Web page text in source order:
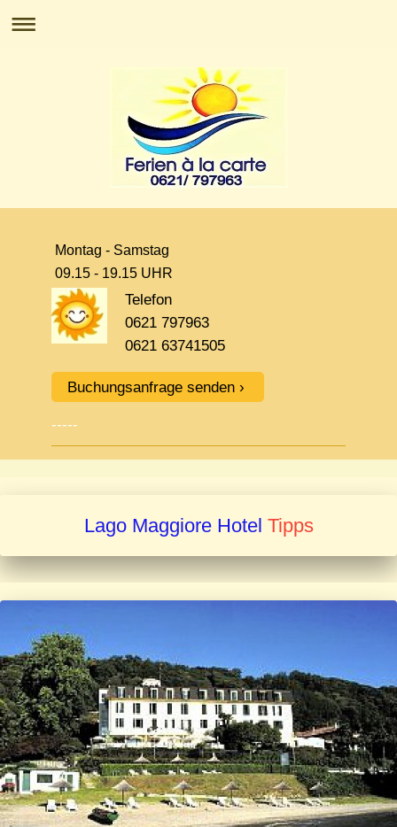
Montag - Samstag
09.15 - 19.15 UHR
Telefon
0621 797963
0621 63741505
Buchungsanfrage senden
-----
Lago Maggiore Hotel Tipps